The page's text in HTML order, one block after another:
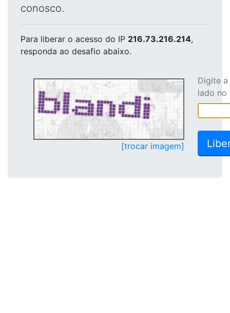
conosco.
Para liberar o acesso do IP 216.73.216.214,
responda ao desafio abaixo.
[trocar imagem]
Digite
lado no